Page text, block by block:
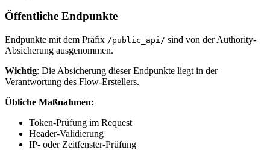
Öffentliche Endpunkte
Endpunkte mit dem Präfix /public_api/ sind von der Authority-
Absicherung ausgenommen.
Wichtig: Die Absicherung dieser Endpunkte liegt in der
Verantwortung des Flow-Erstellers.
Übliche Maßnahmen:
Token-Prüfung im Request
Header-Validierung
IP- oder Zeitfenster-Prüfung